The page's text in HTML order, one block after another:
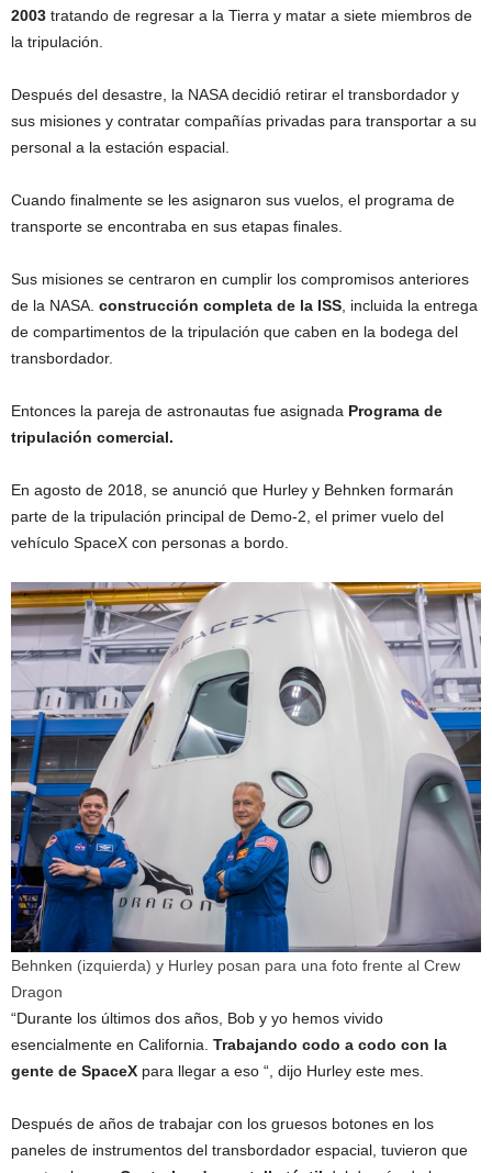
2003 tratando de regresar a la Tierra y matar a siete miembros de
la tripulación.
Después del desastre, la NASA decidió retirar el transbordador y
sus misiones y contratar compañías privadas para transportar a su
personal a la estación espacial.
Cuando finalmente se les asignaron sus vuelos, el programa de
transporte se encontraba en sus etapas finales.
Sus misiones se centraron en cumplir los compromisos anteriores
de la NASA. construcción completa de la ISS , incluida la entrega
de compartimentos de la tripulación que caben en la bodega del
transbordador.
Entonces la pareja de astronautas fue asignada Programa de
tripulación comercial.
En agosto de 2018, se anunció que Hurley y Behnken formarán
parte de la tripulación principal de Demo-2, el primer vuelo del
vehículo SpaceX con personas a bordo.
Behnken (izquierda) y Hurley posan para una foto frente al Crew
Dragon
“Durante los últimos dos años, Bob y yo hemos vivido
esencialmente en California. Trabajando codo a codo con la
gente de SpaceX para llegar a eso “, dijo Hurley este mes.
Después de años de trabajar con los gruesos botones en los
paneles de instrumentos del transbordador espacial, tuvieron que